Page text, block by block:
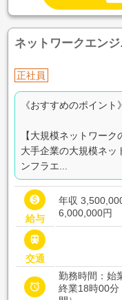
ネットワークエン
正社員
《おすすめのポイント》
【大規模ネットワーク
大手企業の大規模ネッ
ンフラエ...

給与
年収
6,000,000円

交通

勤務時間：始
終業18時00分